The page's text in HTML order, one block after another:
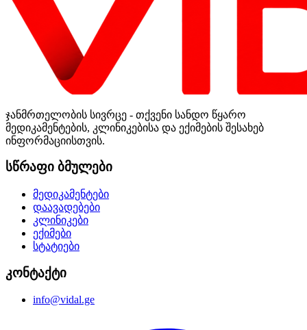
ჯანმრთელობის სივრცე - თქვენი სანდო წყარო
მედიკამენტების, კლინიკებისა და ექიმების შესახებ
ინფორმაციისთვის.
სწრაფი ბმულები
მედიკამენტები
დაავადებები
კლინიკები
ექიმები
სტატიები
კონტაქტი
info@vidal.ge